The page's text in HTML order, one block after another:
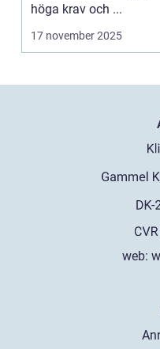
höga krav och ...
17 november 2025
web: